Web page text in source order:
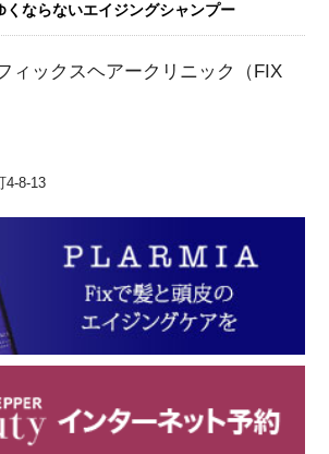
くならないエイジングシャンプー
ィックスヘアークリニック（FIX
4-8-13